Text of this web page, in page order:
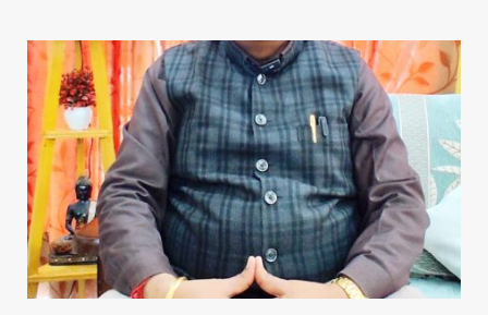
at
s
A
p
p
c
e
b
o
o
k
k
e
dI
n
ai
l
ar
e